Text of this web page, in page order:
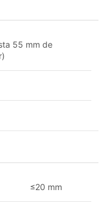
55 mm de
≤20 mm